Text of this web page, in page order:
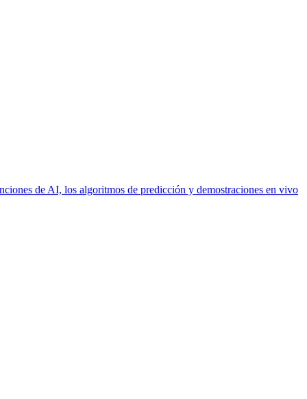
de AI, los algoritmos de predicción y demostraciones en vivo